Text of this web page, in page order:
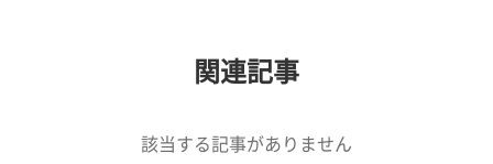
関連記事
該当する記事がありません